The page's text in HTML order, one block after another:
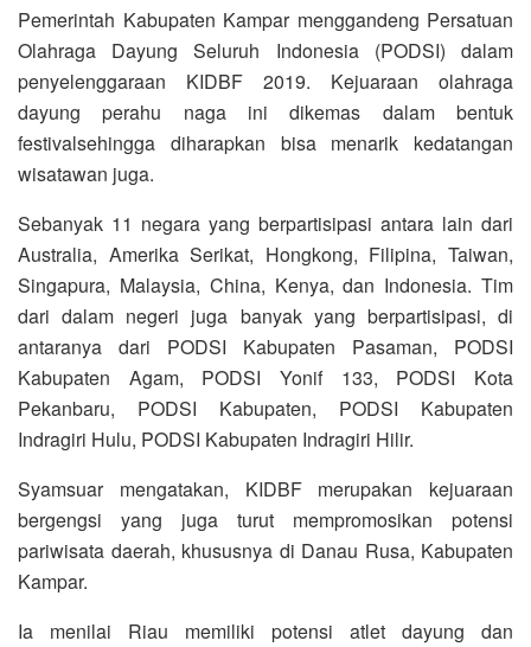
Pemerintah Kabupaten Kampar menggandeng Persatuan
Olahraga Dayung Seluruh Indonesia (PODSI) dalam
penyelenggaraan KIDBF 2019. Kejuaraan olahraga
dayung perahu naga ini dikemas dalam bentuk
festivalsehingga diharapkan bisa menarik kedatangan
wisatawan juga.
Sebanyak 11 negara yang berpartisipasi antara lain dari
Australia, Amerika Serikat, Hongkong, Filipina, Taiwan,
Singapura, Malaysia, China, Kenya, dan Indonesia. Tim
dari dalam negeri juga banyak yang berpartisipasi, di
antaranya dari PODSI Kabupaten Pasaman, PODSI
Kabupaten Agam, PODSI Yonif 133, PODSI Kota
Pekanbaru, PODSI Kabupaten, PODSI Kabupaten
Indragiri Hulu, PODSI Kabupaten Indragiri Hilir.
Syamsuar mengatakan, KIDBF merupakan kejuaraan
bergengsi yang juga turut mempromosikan potensi
pariwisata daerah, khususnya di Danau Rusa, Kabupaten
Kampar.
Ia menilai Riau memiliki potensi atlet dayung dan